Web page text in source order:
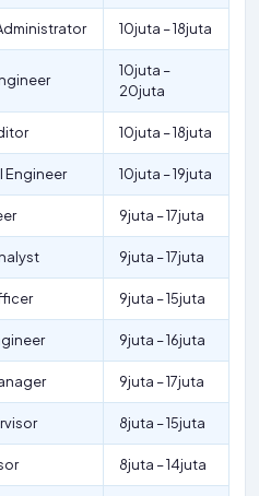
10juta – 18juta
10juta –
20juta
10juta – 18juta
Engineer 10juta – 19juta
9juta – 17juta
9juta – 17juta
9juta – 15juta
9juta – 16juta
9juta – 17juta
8juta – 15juta
8juta – 14juta